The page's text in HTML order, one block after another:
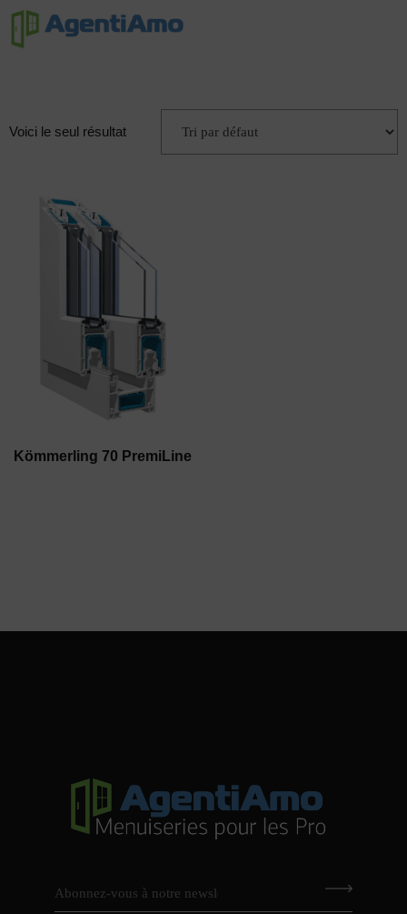
Voici le seul résultat
Kömmerling 70 PremiLine